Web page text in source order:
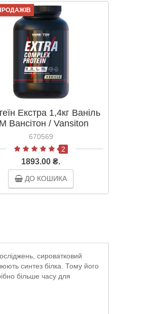
Екстра 1,4кг Ваніль
Вансітон / Vansiton
670569
2
1893.00 ₴.
ДО КОШИКА
сироватковий
синтез білка. Тому його
більше часу для